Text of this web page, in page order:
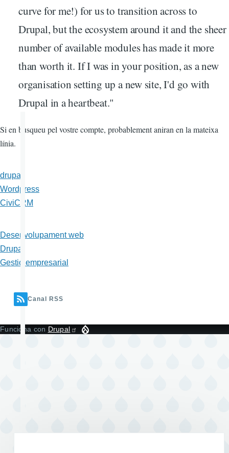
curve for me!) for us to transition across to
Drupal, but the ecosystem around it and the sheer
number of available modules has made it more
than worth it. If I was in your position, as a new
organisation setting up a new site, I'd go with
Drupal in a heartbeat."
Si en busqueu pel vostre compte, probablement aniran en la mateixa
línia.
drupal
Wordpress
CiviCRM
Desenvolupament web
Drupal
Gestió empresarial
Canal RSS
Funciona con Drupal